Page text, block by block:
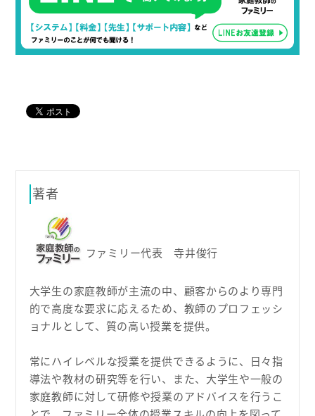
著者
ファミリー代表 寺井俊行
大学生の家庭教師が主流の中、顧客からのより専門
的で高度な要求に応えるため、教師のプロフェッシ
ョナルとして、質の高い授業を提供。
常にハイレベルな授業を提供できるように、日々指
導法や教材の研究等を行い、また、大学生や一般の
家庭教師に対して研修や授業のアドバイスを行うこ